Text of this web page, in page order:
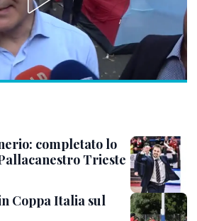
completato lo
Trieste
Coppa Italia sul